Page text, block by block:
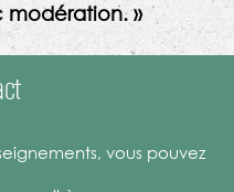
»
vous pouvez